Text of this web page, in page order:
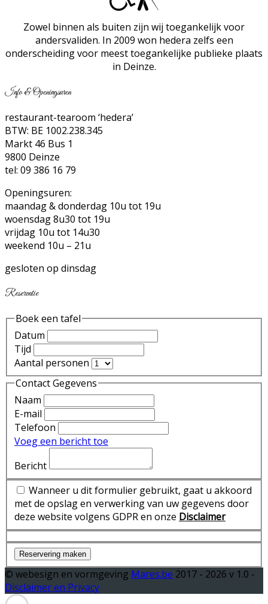
Zowel binnen als buiten zijn wij toegankelijk voor
andersvaliden. In 2009 won hedera zelfs een
onderscheiding voor meest toegankelijke publieke plaats
in Deinze.
Info & Openingsuren
restaurant-tearoom ‘hedera’
BTW: BE 1002.238.345
Markt 46 Bus 1
9800 Deinze
tel: 09 386 16 79
Openingsuren:
maandag & donderdag 10u tot 19u
woensdag 8u30 tot 19u
vrijdag 10u tot 14u30
weekend 10u – 21u
gesloten op dinsdag
Reservatie
Boek een tafel
Datum
Tijd
Aantal personen
Contact Gegevens
Naam
E-mail
Telefoon
Voeg een bericht toe
Bericht
met de opslag en verwerking van uw gegevens door
deze website volgens GDPR en onze Disclaimer
Reservering maken
© webesign en vormgeving Mares.be 2017 - 2026 v 1.0 -
Disclaimer en Privacy